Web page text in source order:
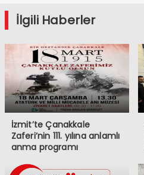
İlgili Haberler
İzmit’te Çanakkale
Zaferi’nin 111. yılına anlamlı
anma programı